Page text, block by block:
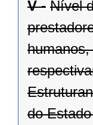
V - Nível
do